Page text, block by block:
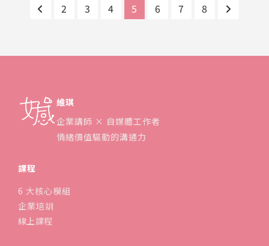
2 3 4 5 6 7 8
維琪
企業講師 × 自媒體工作者
情緒價值驅動的溝通力
課程
6 大核心模組
企業培訓
線上課程